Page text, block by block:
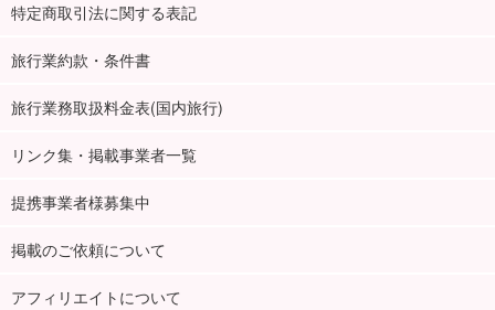
特定商取引法に関する表記
旅行業約款・条件書
旅行業務取扱料金表(国内旅行)
リンク集・掲載事業者一覧
提携事業者様募集中
掲載のご依頼について
アフィリエイトについて